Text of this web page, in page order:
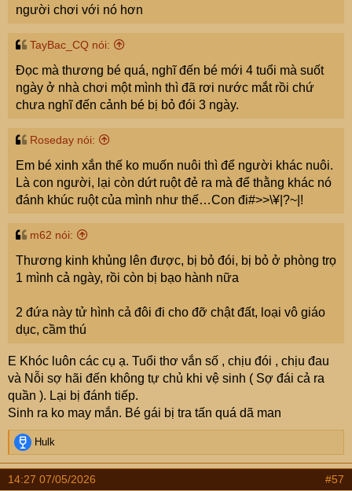
người chơi với nó hơn
TayBac_CQ nói:
Đọc mà thương bé quá, nghĩ đến bé mới 4 tuổi mà suốt
ngày ở nhà chơi một mình thì đã rơi nước mắt rồi chứ
chưa nghĩ đến cảnh bé bị bỏ đói 3 ngày.
Roseday nói:
Em bé xinh xắn thế ko muốn nuôi thì để người khác nuôi.
Là con người, lại còn dứt ruột đẻ ra mà để thằng khác nó
đánh khúc ruột của mình như thế…Con đi#>>\¥|?~|!
m62 nói:
Thương kinh khủng lên được, bị bỏ đói, bị bỏ ở phòng trọ
1 mình cả ngày, rồi còn bị bạo hành nữa
2 đứa này tử hình cả đôi đi cho đỡ chật đất, loại vô giáo
dục, cầm thú
E Khóc luôn các cụ ạ. Tuổi thơ vắn số , chịu đói , chịu đau
và Nỗi sợ hãi đến không tự chủ khi vệ sinh ( Sợ đái cả ra
quần ). Lại bị đánh tiếp.
Sinh ra ko may mắn. Bé gái bị tra tấn quá dã man
R
e
a
Hulk
14:27 07/05/2026 #57